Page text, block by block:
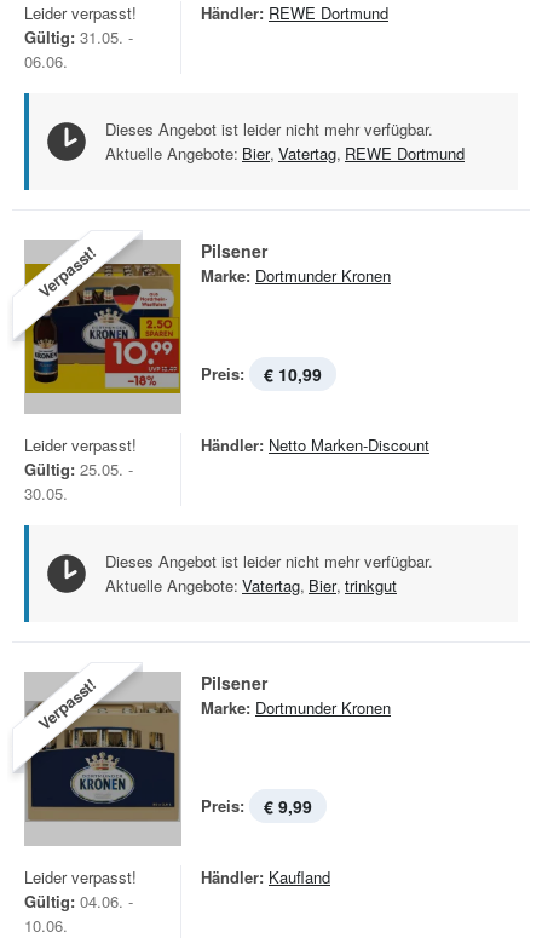
Leider verpasst!
Gültig: 31.05. -
06.06.
Händler: REWE Dortmund
Dieses Angebot ist leider nicht mehr verfügbar.
Aktuelle Angebote: Bier, Vatertag, REWE Dortmund
Verpasst! Pilsener
Marke: Dortmunder Kronen
Preis: € 10,99
Leider verpasst!
Gültig: 25.05. -
30.05.
Händler: Netto Marken-Discount
Dieses Angebot ist leider nicht mehr verfügbar.
Aktuelle Angebote: Vatertag, Bier, trinkgut
Verpasst! Pilsener
Marke: Dortmunder Kronen
Preis: € 9,99
Leider verpasst!
Gültig: 04.06. -
10.06.
Händler: Kaufland